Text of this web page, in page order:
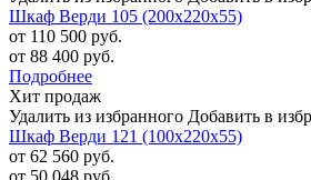
Шкаф Верди 105 (200х220х55)
от 110 500 руб.
от 88 400 руб.
Подробнее
Хит продаж
Удалить из избранного Добавить в
Шкаф Верди 121 (100х220х55)
от 62 560 руб.